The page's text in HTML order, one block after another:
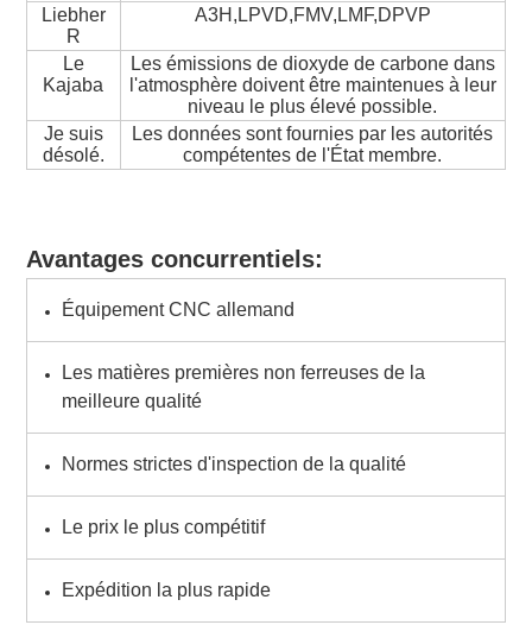
Liebher
R
A3H,LPVD,FMV,LMF,DPVP
Le
Kajaba
Les émissions de dioxyde de carbone dans
l'atmosphère doivent être maintenues à leur
niveau le plus élevé possible.
Je suis
désolé.
Les données sont fournies par les autorités
compétentes de l'État membre.
Avantages concurrentiels:
Équipement CNC allemand
Les matières premières non ferreuses de la
meilleure qualité
Normes strictes d'inspection de la qualité
Le prix le plus compétitif
Expédition la plus rapide